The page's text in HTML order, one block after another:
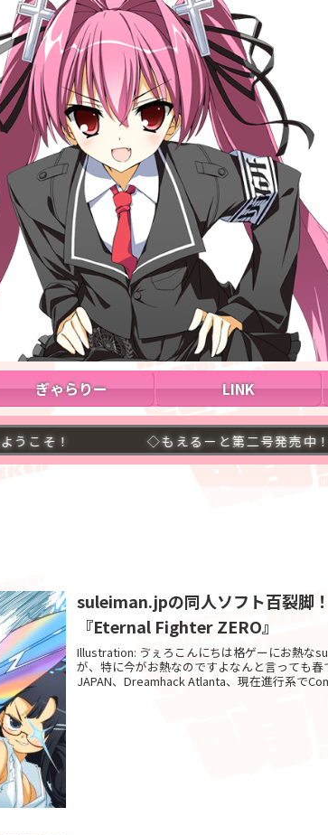
ぎゃらりー LINK
◇もえるーと第二号発売中！要チェッ
suleiman.jpの同人ソフト百裂脚
『Eternal Fighter ZERO』
Illustration: ゔぇろこんにちは格ゲーにお熱な
が、特に今がお熱なのですよなんと言っても春
JAPAN、Dreamhack Atlanta、現在進行系で